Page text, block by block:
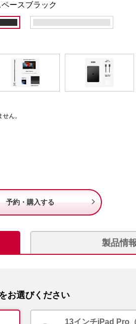
ペースブラック
ん。
予約・購入する 
製品情
お選びください
13インチiPad Pro